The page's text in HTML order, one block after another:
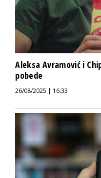
Aleksa Avramović i
pobede
26/08/2025 | 16:33